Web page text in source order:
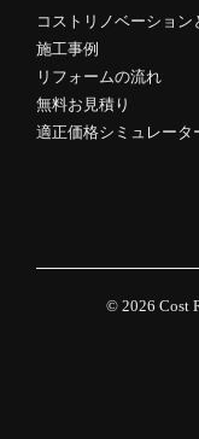
コストリノベーション
施工事例
リフォームの流れ
無料お見積り
適正価格シミュレータ
© 2026 Cost